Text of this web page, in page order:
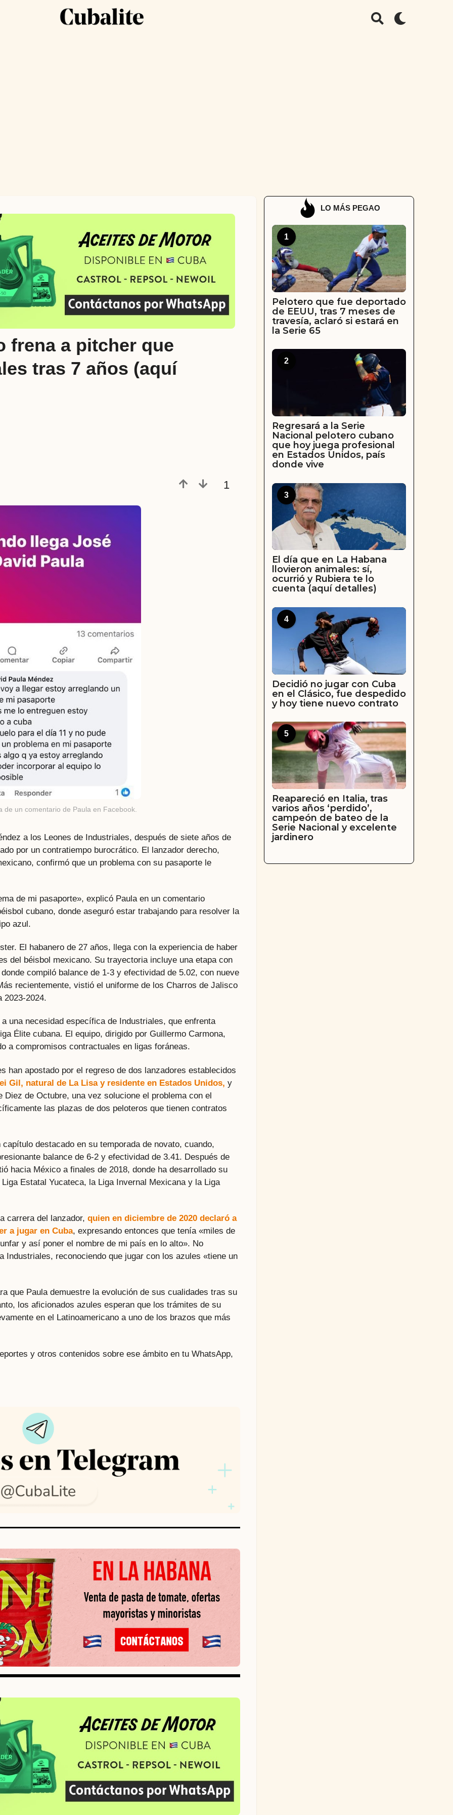
frena a pitcher que
tras 7 años (aquí
1
de un comentario de Paula en Facebook.
a los Leones de Industriales, después de siete años de
por un contratiempo burocrático. El lanzador derecho,
confirmó que un problema con su pasaporte le
de mi pasaporte», explicó Paula en un comentario
cubano, donde aseguró estar trabajando para resolver la
azul.
El habanero de 27 años, llega con la experiencia de haber
del béisbol mexicano. Su trayectoria incluye una etapa con
compiló balance de 1-3 y efectividad de 5.02, con nueve
recientemente, vistió el uniforme de los Charros de Jalisco
2023-2024.
una necesidad específica de Industriales, que enfrenta
Élite cubana. El equipo, dirigido por Guillermo Carmona,
a compromisos contractuales en ligas foráneas.
han apostado por el regreso de dos lanzadores establecidos
Gil, natural de La Lisa y residente en Estados Unidos, y
de Octubre, una vez solucione el problema con el
las plazas de dos peloteros que tienen contratos
destacado en su temporada de novato, cuando,
balance de 6-2 y efectividad de 3.41. Después de
hacia México a finales de 2018, donde ha desarrollado su
Estatal Yucateca, la Liga Invernal Mexicana y la Liga
carrera del lanzador, quien en diciembre de 2020 declaró a
a jugar en Cuba, expresando entonces que tenía «miles de
y así poner el nombre de mi país en lo alto». No
Industriales, reconociendo que jugar con los azules «tiene un
que Paula demuestre la evolución de sus cualidades tras su
los aficionados azules esperan que los trámites de su
en el Latinoamericano a uno de los brazos que más
y otros contenidos sobre ese ámbito en tu WhatsApp,
LO MÁS PEGAO
1
Pelotero que fue deportado
de EEUU, tras 7 meses de
travesía, aclaró si estará en
la Serie 65
2
Regresará a la Serie
Nacional pelotero cubano
que hoy juega profesional
en Estados Unidos, país
donde vive
3
El día que en La Habana
llovieron animales: sí,
ocurrió y Rubiera te lo
cuenta (aquí detalles)
4
Decidió no jugar con Cuba
en el Clásico, fue despedido
y hoy tiene nuevo contrato
5
Reapareció en Italia, tras
varios años ‘perdido’,
campeón de bateo de la
Serie Nacional y excelente
jardinero